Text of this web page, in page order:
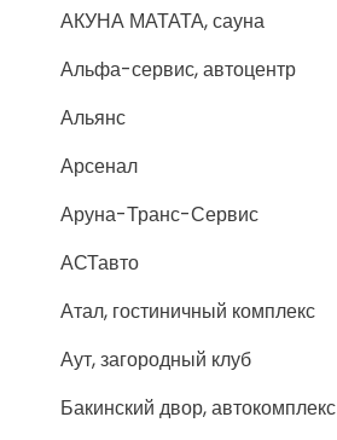
АКУНА МАТАТА, сауна
Альфа-сервис, автоцентр
Альянс
Арсенал
Аруна-Транс-Сервис
АСТавто
Атал, гостиничный комплекс
Аут, загородный клуб
Бакинский двор, автокомплекс